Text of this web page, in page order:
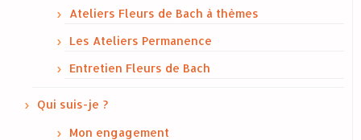
Ateliers Fleurs de Bach à thèmes
Les Ateliers Permanence
Entretien Fleurs de Bach
Qui suis-je ?
Mon engagement